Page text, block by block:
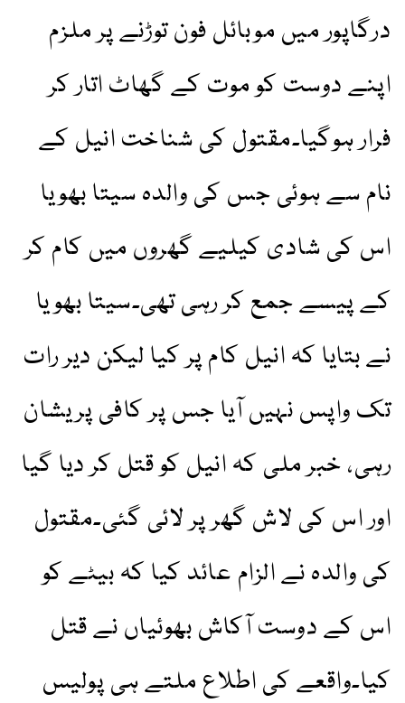
درگاپور میں موبائل فون توڑنے پر ملزم
اپنے دوست کو موت کے گھاٹ اتار کر
فرار ہوگیا۔مقتول کی شناخت انیل کے
نام سے ہوئی جس کی والدہ سیتا بھویا
اس کی شادی کیلیے گھروں میں کام کر
کے پیسے جمع کر رہی تھی۔سیتا بھویا
نے بتایا کہ انیل کام پر کیا لیکن دیر رات
تک واپس نہیں آیا جس پر کافی پریشان
رہی، خبر ملی کہ انیل کو قتل کر دیا گیا
اور اس کی لاش گھر پر لائی گئی۔مقتول
کی والدہ نے الزام عائد کیا کہ بیٹے کو
اس کے دوست آکاش بھوئیاں نے قتل
کیا۔واقعے کی اطلاع ملتے ہی پولیس